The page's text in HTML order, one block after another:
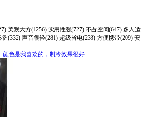
美观大方(1256) 实用性强(727) 不占空间(647) 多人适
备(332) 声音很轻(281) 超级省电(233) 方便携带(209) 安
颜色是我喜欢的，制冷效果很好